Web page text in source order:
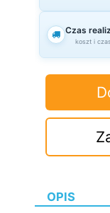
Czas
koszt i
OPIS